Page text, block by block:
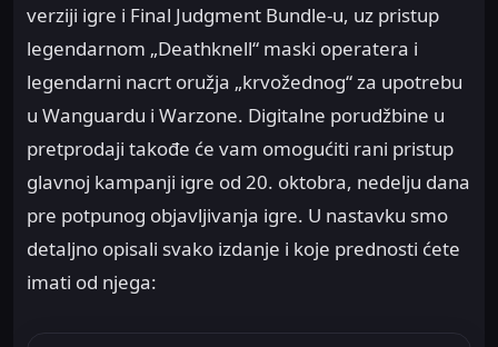
verziji igre i Final Judgment Bundle-u, uz pristup
legendarnom „Deathknell“ maski operatera i
legendarni nacrt oružja „krvožednog“ za upotrebu
u Wanguardu i Warzone. Digitalne porudžbine u
pretprodaji takođe će vam omogućiti rani pristup
glavnoj kampanji igre od 20. oktobra, nedelju dana
pre potpunog objavljivanja igre. U nastavku smo
detaljno opisali svako izdanje i koje prednosti ćete
imati od njega: